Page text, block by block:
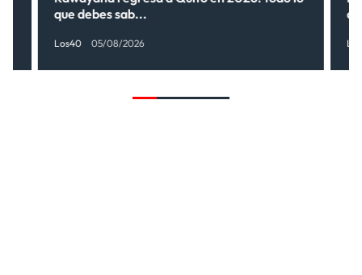
que debes sab...
Los40 05/08/2026